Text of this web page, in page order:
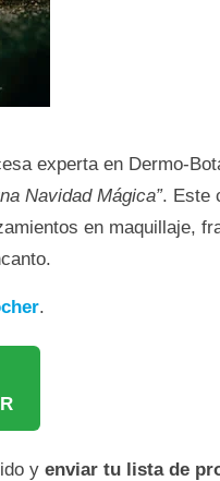
experta en Dermo-
Navidad Mágica”. Este
en maquillaje,
.
y enviar tu lista de